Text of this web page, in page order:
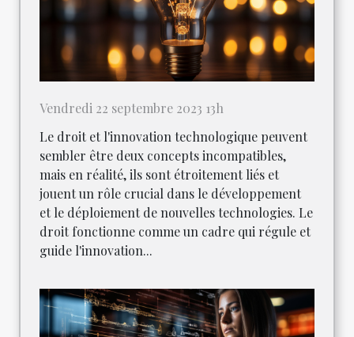
Vendredi 22 septembre 2023 13h
Le droit et l'innovation technologique peuvent
sembler être deux concepts incompatibles,
mais en réalité, ils sont étroitement liés et
jouent un rôle crucial dans le développement
et le déploiement de nouvelles technologies. Le
droit fonctionne comme un cadre qui régule et
guide l'innovation...